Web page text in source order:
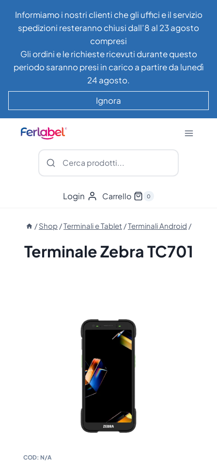
contenuto
Informiamo i nostri clienti che gli uffici e il servizio
spedizioni resteranno chiusi dall’8 al 23 agosto
compresi
Gli ordini e le richieste ricevuti durante questo
periodo saranno presi in carico a partire da lunedì
24 agosto.
Ignora
Login Carrello 0
/ Shop /Terminali e Tablet /Terminali Android /
Terminale Zebra TC701
COD: N/A